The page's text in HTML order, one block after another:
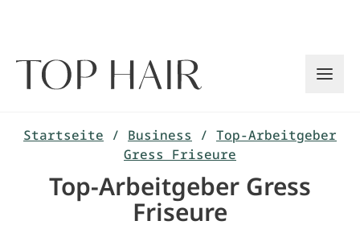
Startseite / Business / Top-Arbeitgeber
Gress Friseure
Top-Arbeitgeber Gress
Friseure